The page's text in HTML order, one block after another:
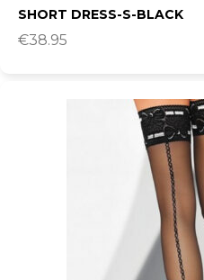
SHORT DRESS-S-BLACK
€38.95